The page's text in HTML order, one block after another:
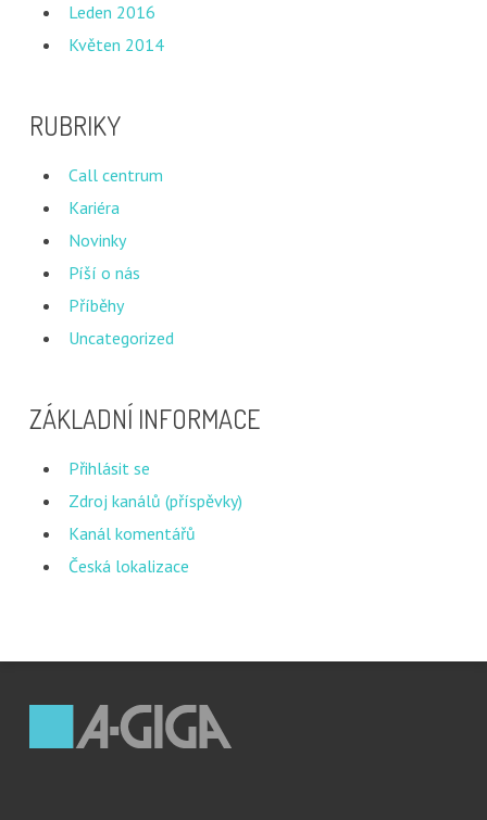
Leden 2016
Květen 2014
RUBRIKY
Call centrum
Kariéra
Novinky
Píší o nás
Příběhy
Uncategorized
ZÁKLADNÍ INFORMACE
Přihlásit se
Zdroj kanálů (příspěvky)
Kanál komentářů
Česká lokalizace